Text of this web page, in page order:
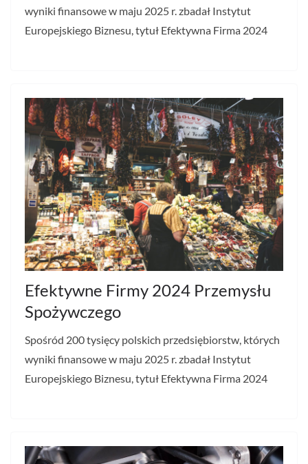
wyniki finansowe w maju 2025 r. zbadał Instytut
Europejskiego Biznesu, tytuł Efektywna Firma 2024
Efektywne Firmy 2024 Przemysłu
Spożywczego
Spośród 200 tysięcy polskich przedsiębiorstw, których
wyniki finansowe w maju 2025 r. zbadał Instytut
Europejskiego Biznesu, tytuł Efektywna Firma 2024